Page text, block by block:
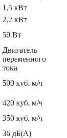
1,5 кВт
2,2 кВт
50 Вт
Двигатель
переменного
тока
500 куб. м/ч
420 куб. м/ч
350 куб. м/ч
36 дБ(А)